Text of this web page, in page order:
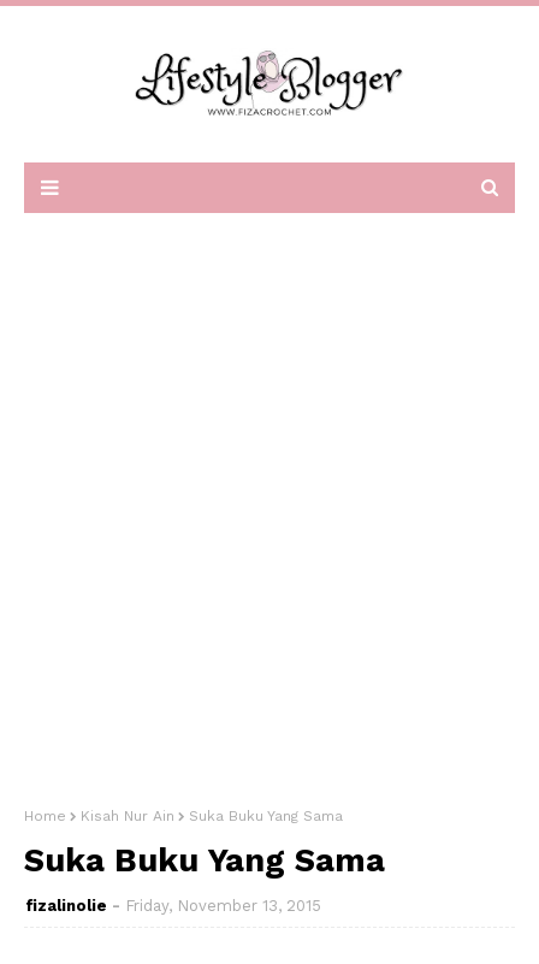
Home Kisah Nur Ain Suka Buku Yang Sama
Suka Buku Yang Sama
fizalinolie Friday, November 13, 2015